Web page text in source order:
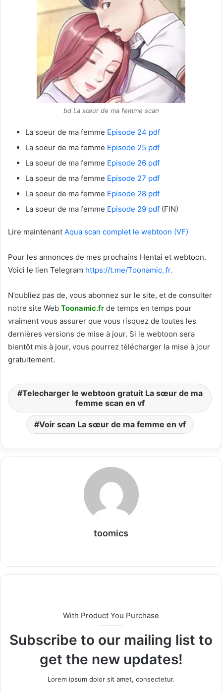
bd La sœur de ma femme scan
La soeur de ma femme Episode 24 pdf
La soeur de ma femme Episode 25 pdf
La soeur de ma femme Episode 26 pdf
La soeur de ma femme Episode 27 pdf
La soeur de ma femme Episode 28 pdf
La soeur de ma femme Episode 29 pdf (FIN)
Lire maintenant Aqua scan complet le webtoon (VF)
Pour les annonces de mes prochains Hentai et webtoon.
Voici le lien Telegram https://t.me/Toonamic_fr.
N’oubliez pas de, vous abonnez sur le site, et de consulter
notre site Web Toonamic.fr de temps en temps pour
vraiment vous assurer que vous risquez de toutes les
dernières versions de mise à jour. Si le webtoon sera
bientôt mis à jour, vous pourrez télécharger la mise à jour
gratuitement.
Telecharger le webtoon gratuit La sœur de ma
femme scan en vf
Voir scan La sœur de ma femme en vf
toomics
b
e
With Product You Purchase
Subscribe to our mailing list to
get the new updates!
Lorem ipsum dolor sit amet, consectetur.